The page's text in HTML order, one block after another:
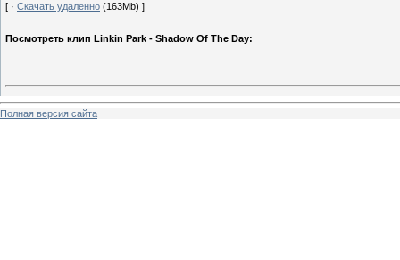
[ · Скачать удаленно (163Mb) ]
Посмотреть клип Linkin Park - Shadow Of The Day:
Полная версия сайта